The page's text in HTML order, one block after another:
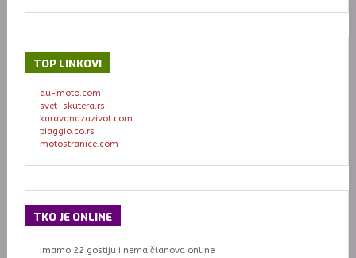
TOP LINKOVI
du-moto.com
svet-skutera.rs
karavanazazivot.com
piaggio.co.rs
motostranice.com
TKO JE ONLINE
Imamo 22 gostiju i nema članova online